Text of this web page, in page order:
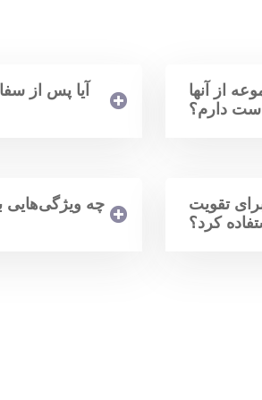
آیا پس از
از آنها
دارم؟
چه
تقویت
کرد؟